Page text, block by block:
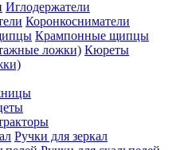
Иглодержатели
Коронкосниматели
Крампонные щипцы
Кюреты
Ручки для зеркал